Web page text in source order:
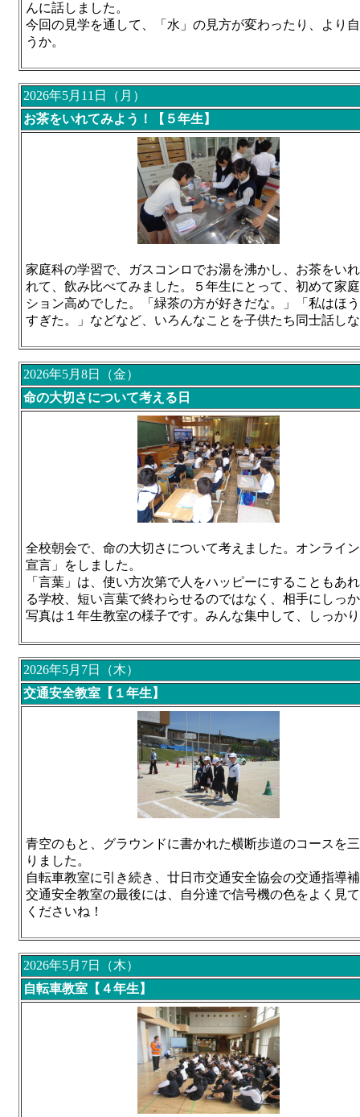
んに話しました。
今回の見学を通して、「水」の見方が変わったり、より
うか。
2026年5月11日（月）
お茶をいれてみよう！【５年生】
家庭科の学習で、ガスコンロでお湯を沸かし、お茶をい
れて、飲み比べてみました。５年生にとって、初めて家
ション高めでした。「緑茶の方が好きだな。」「私はほ
すぎた。」などなど、いろんなことを子供たち同士話し
2026年5月8日（金）
命の大切さについて考える日
全校朝会で、命の大切さについて考えました。オンライ
宣言」をしました。
「言葉」は、使い方次第で人をハッピーにすることも
る学校、短い言葉で終わらせるのではなく、相手にしっ
写真は１年生教室の様子です。みんな集中して、しっか
2026年5月7日（木）
交通安全教室【１年生】
青空のもと、グラウンドに書かれた横断歩道のコースを
りました。
自転車教室に引き続き、廿日市交通安全協会の交通指導
交通安全教室の最後には、自分達で信号機の色をよく見
くださいね！
2026年5月7日（木）
自転車教室【４年生】